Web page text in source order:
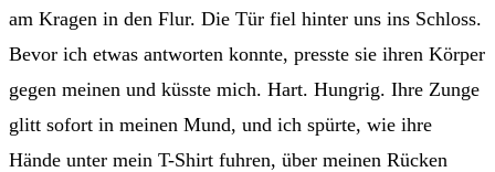
am Kragen in den Flur. Die Tür fiel hinter uns ins Schloss.
Bevor ich etwas antworten konnte, presste sie ihren Körper
gegen meinen und küsste mich. Hart. Hungrig. Ihre Zunge
glitt sofort in meinen Mund, und ich spürte, wie ihre
Hände unter mein T-Shirt fuhren, über meinen Rücken